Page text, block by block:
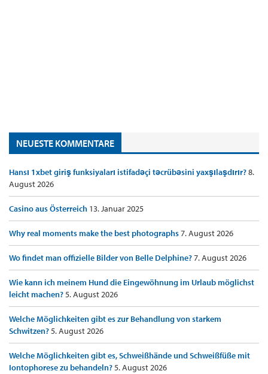
NEUESTE KOMMENTARE
Hansı 1xbet giriş funksiyaları istifadəçi təcrübəsini yaxşılaşdırır?8.
August 2026
Casino aus Österreich 13. Januar 2025
Why real moments make the best photographs7. August 2026
Wo findet man offizielle Bilder von Belle Delphine?7. August 2026
Wie kann ich meinem Hund die Eingewöhnung im Urlaub möglichst
leicht machen?5. August 2026
Welche Möglichkeiten gibt es zur Behandlung von starkem
Schwitzen?5. August 2026
Welche Möglichkeiten gibt es, Schweißhände und Schweißfüße mit
Iontophorese zu behandeln?5. August 2026